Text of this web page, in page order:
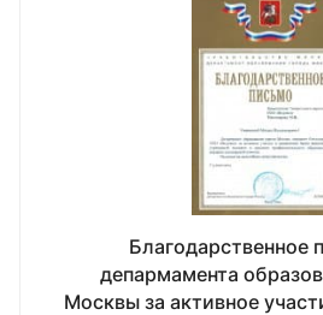
Благодарственное
депармамента
Москвы за активное